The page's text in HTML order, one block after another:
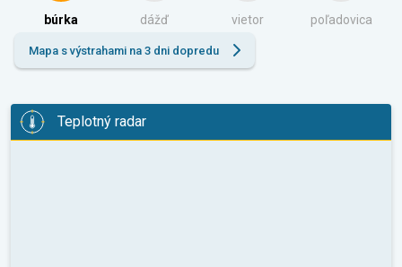
búrka dážď vietor poľadovica
Mapa s výstrahami na 3 dni dopredu
Teplotný radar